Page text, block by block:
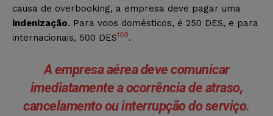
causa de overbooking, a empresa deve pagar uma
indenização. Para voos domésticos, é 250 DES, e para
internacionais, 500 DES108.
A empresa aérea deve comunicar
imediatamente a ocorrência de atraso,
cancelamento ou interrupção do serviço.